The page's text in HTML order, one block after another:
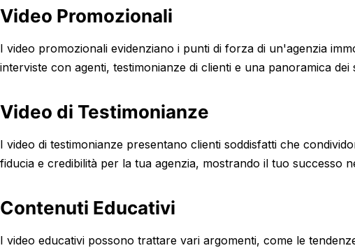
Video Promozionali
I video promozionali evidenziano i punti di forza di un'agenzia
interviste con agenti, testimonianze di clienti e una panoramica dei
Video di Testimonianze
I video di testimonianze presentano clienti soddisfatti che
fiducia e credibilità per la tua agenzia, mostrando il tuo successo
Contenuti Educativi
I video educativi possono trattare vari argomenti, come le